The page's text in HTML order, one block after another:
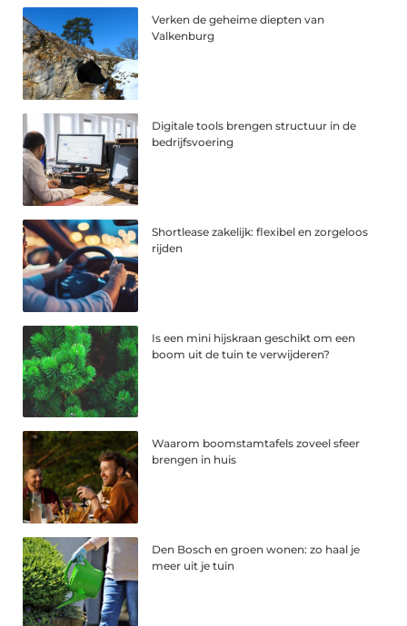
Verken de geheime diepten van
Valkenburg
Digitale tools brengen structuur in de
bedrijfsvoering
Shortlease zakelijk: flexibel en zorgeloos
rijden
Is een mini hijskraan geschikt om een
boom uit de tuin te verwijderen?
Waarom boomstamtafels zoveel sfeer
brengen in huis
Den Bosch en groen wonen: zo haal je
meer uit je tuin